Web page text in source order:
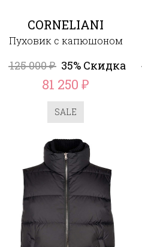
CORNELIANI
Пуховик с капюшоном
125 000₽ 35% Скидка
81 250₽
SALE